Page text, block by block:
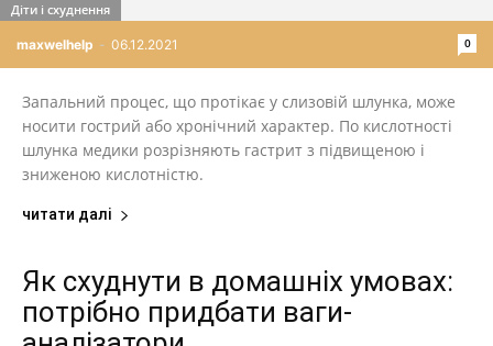
maxwelhelp - 06.12.2021 0
Діти і схуднення
Запальний процес, що протікає у слизовій шлунка, може
носити гострий або хронічний характер. По кислотності
шлунка медики розрізняють гастрит з підвищеною і
зниженою кислотністю.
читати далі
Як схуднути в домашніх умовах:
потрібно придбати ваги-